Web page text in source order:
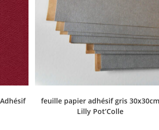
feuille papier adhésif gris
Lilly Pot’Colle